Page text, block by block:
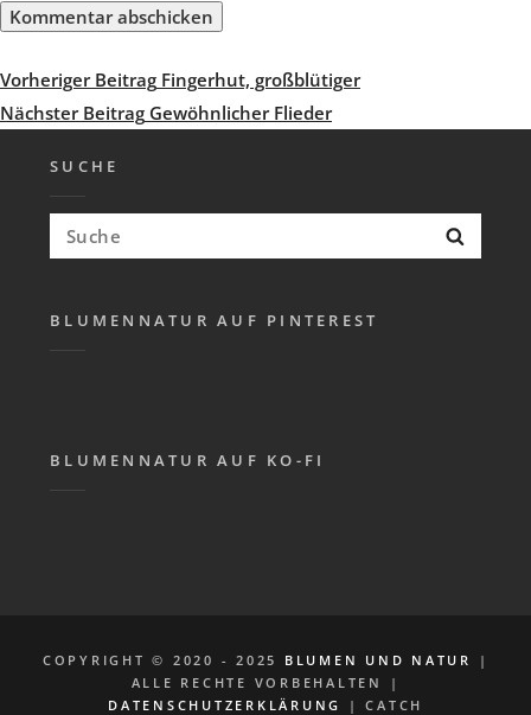
Beitragsnavigation
Vorheriger
Beitrag
Vorheriger Beitrag Fingerhut, großblütiger
Nächster
Nächster Beitrag Gewöhnlicher Flieder
SUCHE
Suchen
nach:
BLUMENNATUR AUF PINTEREST
BLUMENNATUR AUF KO-FI
COPYRIGHT © 2020 - 2025 BLUMEN UND NATUR
|
ALLE RECHTE VORBEHALTEN |
DATENSCHUTZERKLÄRUNG
| CATCH